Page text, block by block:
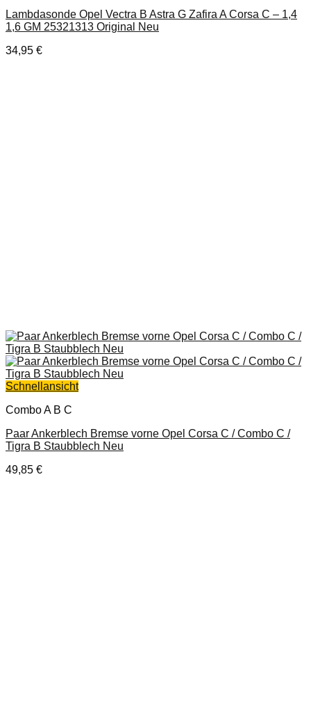
Lambdasonde Opel Vectra B Astra G Zafira A Corsa C – 1,4
1,6 GM 25321313 Original Neu
34,95 €
Schnellansicht
Combo A B C
Paar Ankerblech Bremse vorne Opel Corsa C / Combo C /
Tigra B Staubblech Neu
49,85 €